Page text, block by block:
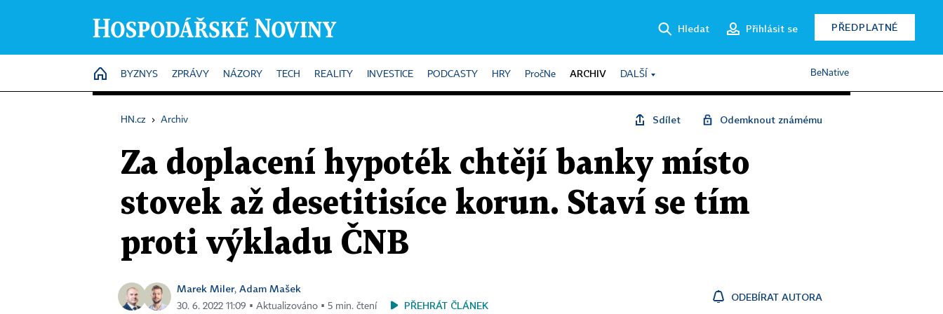
Hledat Přihlásit se PŘEDPLATNÉ
HOME
BYZNYS ZPRÁVY NÁZORY TECH REALITY INVESTICE PODCASTY HRY PročNe ARCHIV DALŠÍ BeNative
HN.cz › Archiv Sdílet Odemknout známému
Za doplacení hypoték chtějí banky místo
stovek až desetitisíce korun. Staví se tím
proti výkladu ČNB
Marek Miler, Adam Mašek
30. 6. 2022 11:09 ▪ Aktualizováno ▪ 5 min. čtení PŘEHRÁT ČLÁNEK
ODEBÍRAT AUTORA